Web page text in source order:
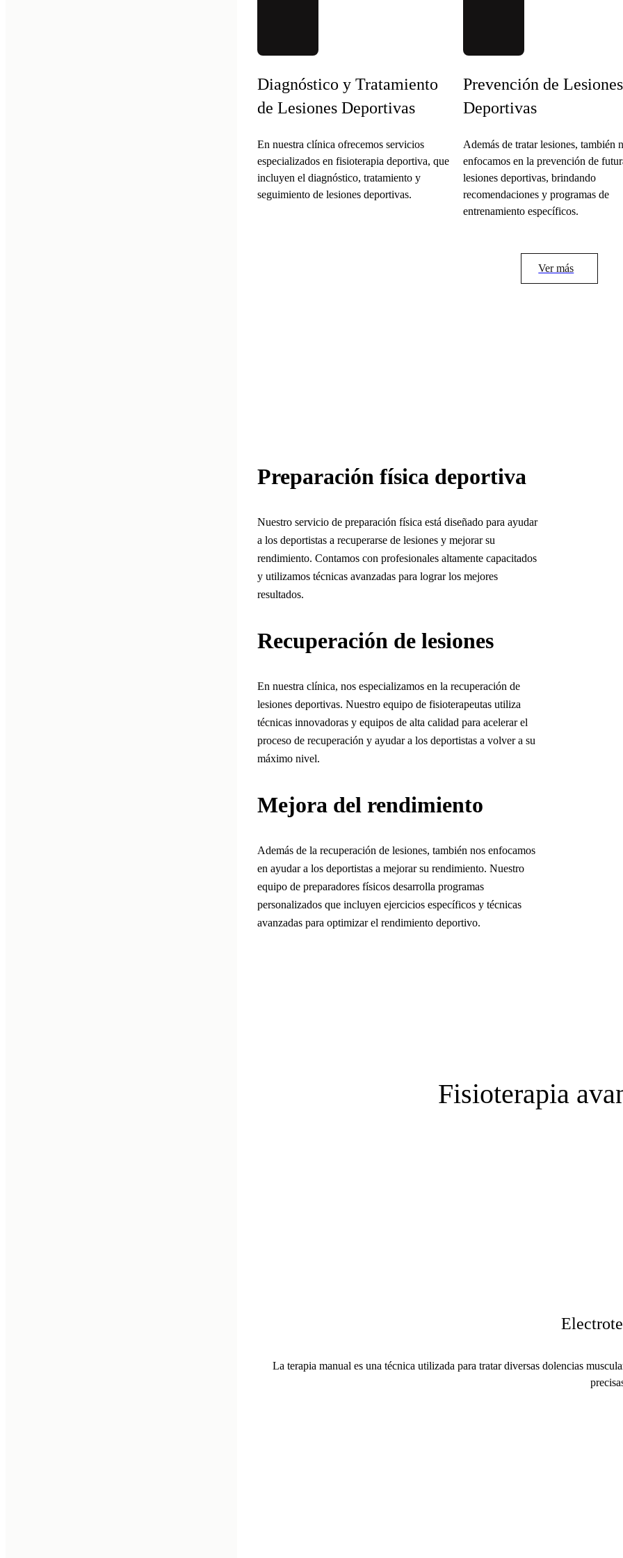
Diagnóstico y Tratamiento
de Lesiones Deportivas
En nuestra clínica ofrecemos servicios
especializados en fisioterapia deportiva, que
incluyen el diagnóstico, tratamiento y
seguimiento de lesiones deportivas.
Prevención de Lesiones
Deportivas
Además de tratar lesiones, también
enfocamos en la prevención de
lesiones deportivas, brindando
recomendaciones y programas de
entrenamiento específicos.
Ver más
Preparación física deportiva
Nuestro servicio de preparación física está diseñado para ayudar
a los deportistas a recuperarse de lesiones y mejorar su
rendimiento. Contamos con profesionales altamente capacitados
y utilizamos técnicas avanzadas para lograr los mejores
resultados.
Recuperación de lesiones
En nuestra clínica, nos especializamos en la recuperación de
lesiones deportivas. Nuestro equipo de fisioterapeutas utiliza
técnicas innovadoras y equipos de alta calidad para acelerar el
proceso de recuperación y ayudar a los deportistas a volver a su
máximo nivel.
Mejora del rendimiento
Además de la recuperación de lesiones, también nos enfocamos
en ayudar a los deportistas a mejorar su rendimiento. Nuestro
equipo de preparadores físicos desarrolla programas
personalizados que incluyen ejercicios específicos y técnicas
avanzadas para optimizar el rendimiento deportivo.
Fisioterapia
La terapia manual es una técnica utilizada para tratar diversas dolencias